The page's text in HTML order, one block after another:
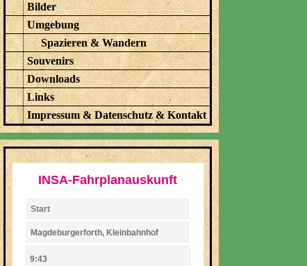
Bilder
Umgebung
Spazieren & Wandern
Souvenirs
Downloads
Links
Impressum & Datenschutz & Kontakt
INSA-Fahrplanauskunft